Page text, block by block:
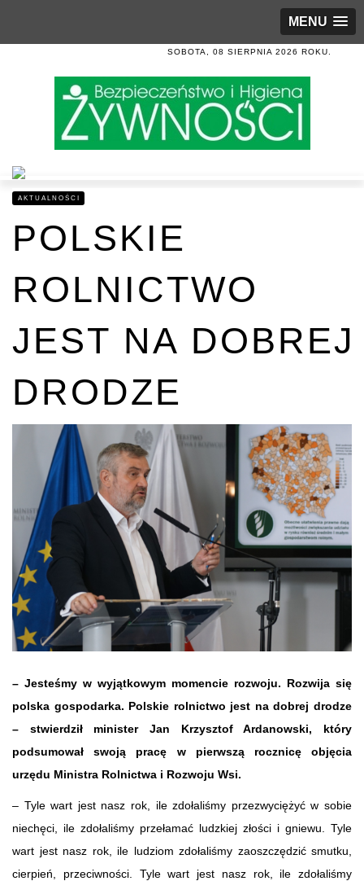
MENU
SOBOTA, 08 SIERPNIA 2026 ROKU.
AKTUALNOŚCI
POLSKIE
ROLNICTWO
JEST NA DOBREJ
DRODZE
– Jesteśmy w wyjątkowym momencie rozwoju. Rozwija się
polska gospodarka. Polskie rolnictwo jest na dobrej drodze
– stwierdził minister Jan Krzysztof Ardanowski, który
podsumował swoją pracę w pierwszą rocznicę objęcia
urzędu Ministra Rolnictwa i Rozwoju Wsi.
– Tyle wart jest nasz rok, ile zdołaliśmy przezwyciężyć w sobie
niechęci, ile zdołaliśmy przełamać ludzkiej złości i gniewu. Tyle
wart jest nasz rok, ile ludziom zdołaliśmy zaoszczędzić smutku,
cierpień, przeciwności. Tyle wart jest nasz rok, ile zdołaliśmy